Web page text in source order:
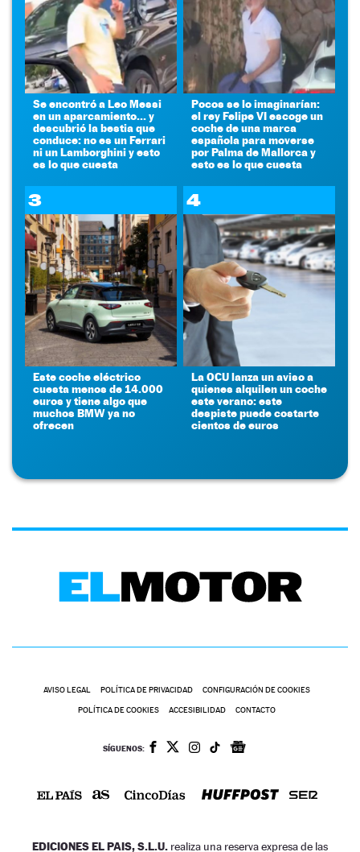
Se encontró a Leo Messi
en un aparcamiento... y
descubrió la bestia que
conduce: no es un Ferrari
ni un Lamborghini y esto
es lo que cuesta
Pocos se lo imaginarían:
el rey Felipe VI escoge un
coche de una marca
española para moverse
por Palma de Mallorca y
esto es lo que cuesta
3
Este coche eléctrico
cuesta menos de 14.000
euros y tiene algo que
muchos BMW ya no
ofrecen
4
La OCU lanza un aviso a
quienes alquilen un coche
este verano: este
despiste puede costarte
cientos de euros
AVISO LEGAL POLÍTICA DE PRIVACIDAD CONFIGURACIÓN DE COOKIES
POLÍTICA DE COOKIES ACCESIBILIDAD CONTACTO
SÍGUENOS:
EDICIONES EL PAIS, S.L.U. realiza una reserva expresa de las